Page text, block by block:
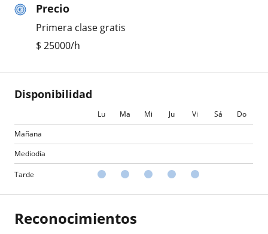
Precio
Primera clase gratis
$ 25000/h
Disponibilidad
Lu Ma Mi Ju Vi Sá
Do
Mañana
Mediodía
Tarde
Reconocimientos